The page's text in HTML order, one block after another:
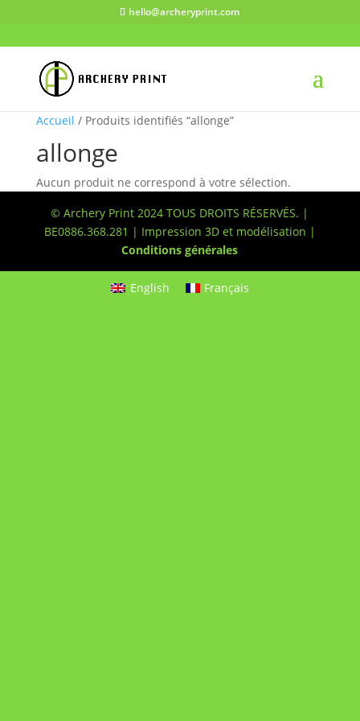
hello@archeryprint.com
Accueil / Produits identifiés “allonge”
allonge
Aucun produit ne correspond à votre sélection.
© Archery Print 2024 TOUS DROITS RÉSERVÉS. |
BE0886.368.281 | Impression 3D et modélisation |
Conditions générales
English Français